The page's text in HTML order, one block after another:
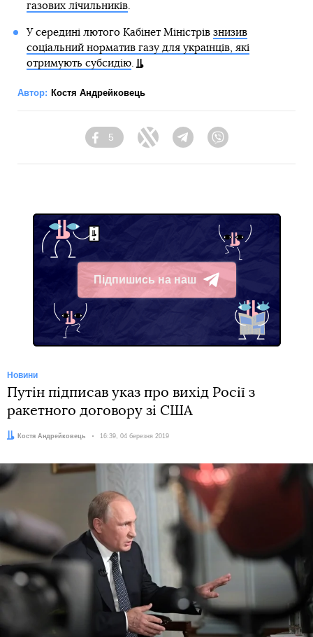
газових лічильників.
У середині лютого Кабінет Міністрів знизив
соціальний норматив газу для українців, які
отримують субсидію.
Автор: Костя Андрейковець
Facebook
5
Twitter Telegram
Підпишись на наш
Telegram
Новини
Путін підписав указ про вихід Росії з
ракетного договору зі США
Автор:Костя Андрейковець Дата:
16:39, 04 березня 2019